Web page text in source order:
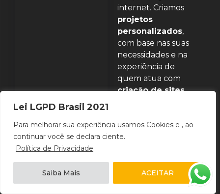
Lei LGPD Brasil 2021
Para melhorar sua experiência usamos Cookies e , ao
continuar você se declara ciente.
Política de Privacidade
Saiba Mais ACEITAR
internet. Criamos
projetos
personalizados,
com base nas suas
necessidades e na
experiência de
quem atua com
criação de sites
Acreditamos na
importância da
atendimento e
metodologia coloca